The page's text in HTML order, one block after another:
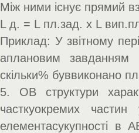
Між ними існує прямий
L д. = L пл.зад. х L
Приклад: У звітному
аплановим
скільки% буввиконано
5. ОВ структури
часткуокремих
елементасукупності в